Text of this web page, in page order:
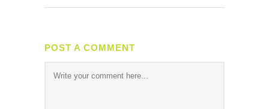
POST A COMMENT